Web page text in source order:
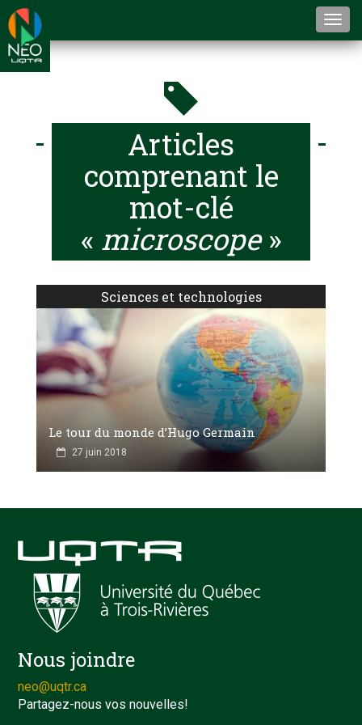
Articles
comprenant le
mot-clé
« microscope»
Sciences et technologies
Le tour du monde d’Hugo Germain
27 juin 2018
Nous joindre
neo@uqtr.ca
Partagez-nous vos nouvelles!